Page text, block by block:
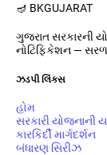
🪔 BKGUJARAT
ગુજરાત સરકારની
નોટિફિકેશન — સરળ
ઝડપી લિંક્સ
હોમ
સરકારી યોજનાની
કારકિર્દી માર્ગદર્શન
બંધારણ સિરીઝ